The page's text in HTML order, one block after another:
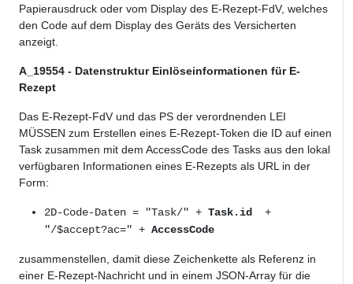
Papierausdruck oder vom Display des E-Rezept-FdV, welches
den Code auf dem Display des Geräts des Versicherten
anzeigt.
A_19554 - Datenstruktur Einlöseinformationen für E-
Rezept
Das E-Rezept-FdV und das PS der verordnenden LEI
MÜSSEN zum Erstellen eines E-Rezept-Token die ID auf einen
Task zusammen mit dem AccessCode des Tasks aus den lokal
verfügbaren Informationen eines E-Rezepts als URL in der
Form:
2D-Code-Daten = "Task/" + Task.id
+
"/$accept?ac=" + AccessCode
zusammenstellen, damit diese Zeichenkette als Referenz in
einer E-Rezept-Nachricht und in einem JSON-Array für die